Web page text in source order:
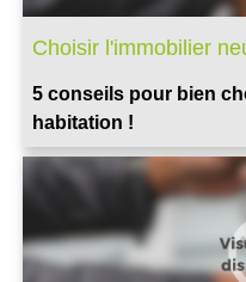
Choisir l'immobilier
5 conseils pour bien
habitation !